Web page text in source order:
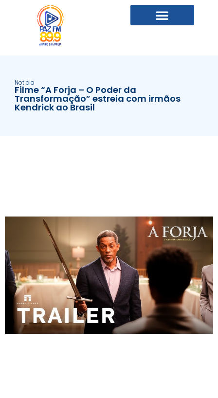
Noticia
Filme “A Forja – O Poder da
Transformação” estreia com irmãos
Kendrick ao Brasil